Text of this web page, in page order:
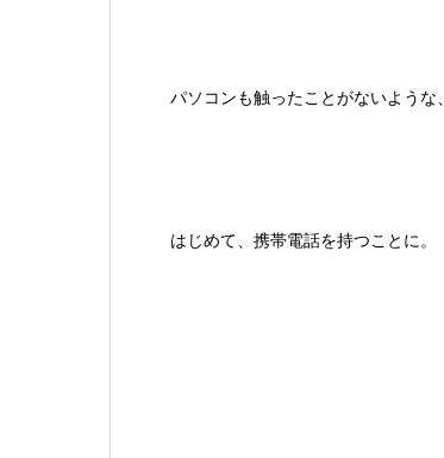
パソコンも触ったことがないような
はじめて、携帯電話を持つことに。